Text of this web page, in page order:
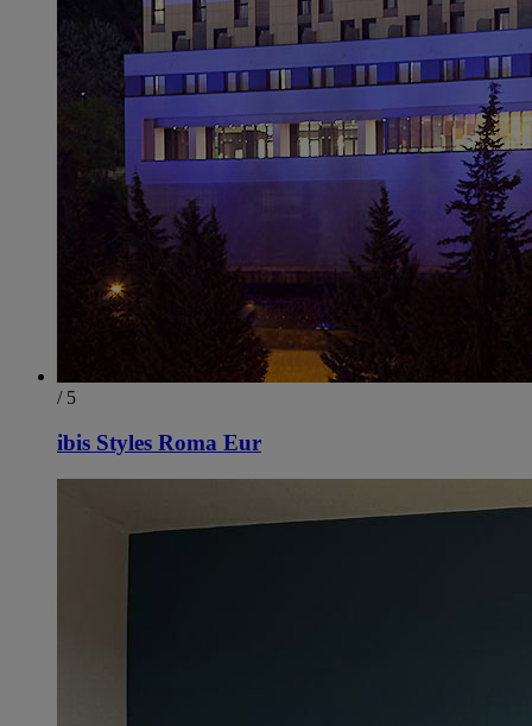
/ 5
ibis Styles Roma Eur